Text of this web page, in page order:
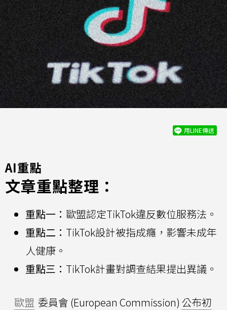
用LINE傳送
AI重點
文章重點整理：
重點一： 歐盟認定TikTok違反數位服務法。
重點二： TikTok設計被指成癮，影響未成年
人健康。
重點三： TikTok計畫對調查結果提出異議。
歐盟 委員會 (European Commission) 公布初